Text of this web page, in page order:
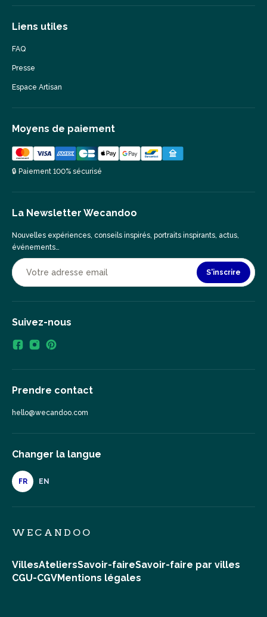
Liens utiles
FAQ
Presse
Espace Artisan
Moyens de paiement
🔒 Paiement 100% sécurisé
La Newsletter Wecandoo
Nouvelles expériences, conseils inspirés, portraits inspirants, actus,
événements…
S'inscrire
Suivez-nous
Prendre contact
hello@wecandoo.com
Changer la langue
FR EN
WECANDOO
VillesAteliersSavoir-faireSavoir-faire par villes
CGU-CGVMentions légales